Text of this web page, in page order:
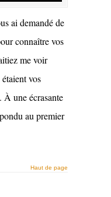
ai demandé de
connaître vos
me voir
vos
À une écrasante
au premier
Haut de page